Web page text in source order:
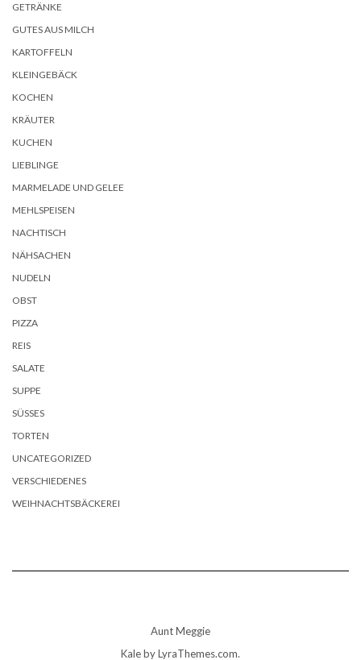
GETRÄNKE
GUTES AUS MILCH
KARTOFFELN
KLEINGEBÄCK
KOCHEN
KRÄUTER
KUCHEN
LIEBLINGE
MARMELADE UND GELEE
MEHLSPEISEN
NACHTISCH
NÄHSACHEN
NUDELN
OBST
PIZZA
REIS
SALATE
SUPPE
SÜSSES
TORTEN
UNCATEGORIZED
VERSCHIEDENES
WEIHNACHTSBÄCKEREI
Aunt Meggie
Kaleby LyraThemes.com.